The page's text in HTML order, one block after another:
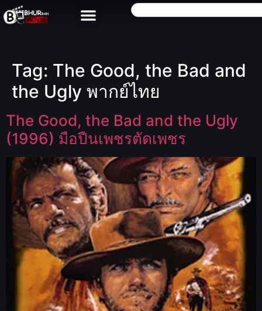
Tag: The Good, the Bad and
the Ugly พากย์ไทย
The Good, the Bad and the Ugly
(1996) มือปืนเพชรตัดเพชร